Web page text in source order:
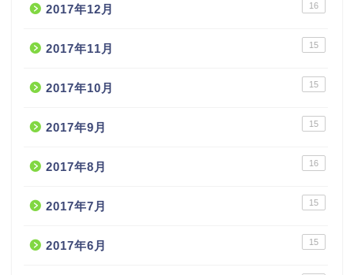
2017年12月 16
2017年11月 15
2017年10月 15
2017年9月 15
2017年8月 16
2017年7月 15
2017年6月 15